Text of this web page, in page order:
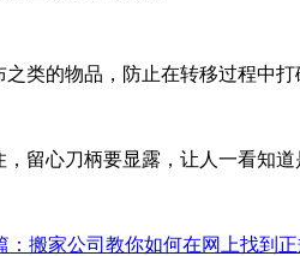
的物品，防止在转移过程中打
心刀柄要显露，让人一看知道
：搬家公司教你如何在网上找到正